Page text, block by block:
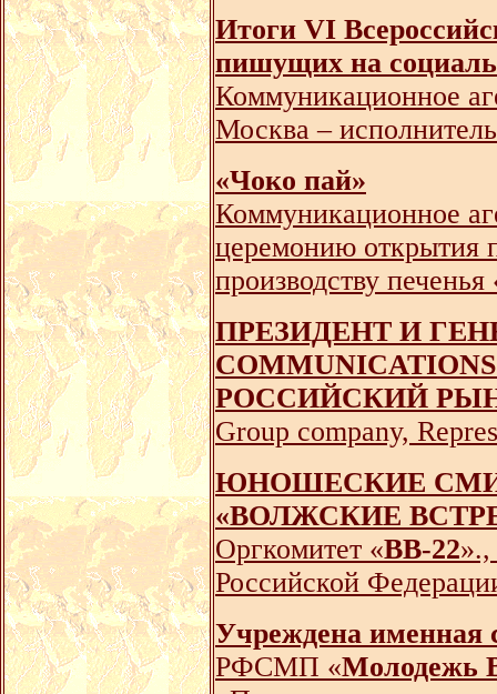
Итоги VI
пишущих на
Коммуникационное
Москва –
«Чоко пай»
Коммуникационное
церемонию открытия
производству
ПРЕЗИДЕНТ И
РОССИЙСКИЙ
Group company,
ЮНОШЕСКИЕ СМИ
«ВОЛЖСКИЕ
Оргкомитет «ВВ-22
Российской
Учреждена именная
РФСМП «Молодежь